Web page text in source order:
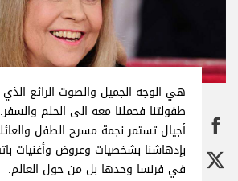
هي الوجه الجميل والصوت الرائع
طفولتنا فحملنا معه الى الحلم
أجيال تستمر نجمة مسرح الطفل
بإدهاشنا بشخصيات وعروض وأغنيات
في فرنسا وحدها بل من حول العالم.